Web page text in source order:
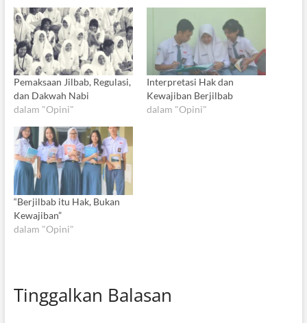
Pemaksaan Jilbab, Regulasi,
dan Dakwah Nabi
dalam "Opini"
Interpretasi Hak dan
Kewajiban Berjilbab
dalam "Opini"
“Berjilbab itu Hak, Bukan
Kewajiban”
dalam "Opini"
Tinggalkan Balasan